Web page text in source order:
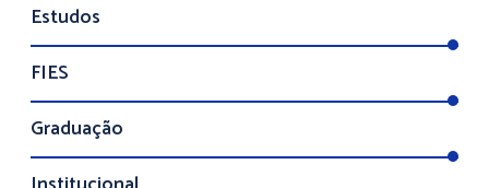
Estudos
FIES
Graduação